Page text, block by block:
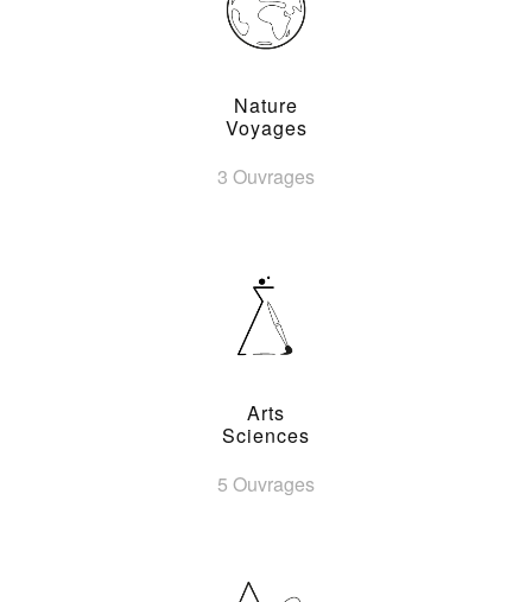
Nature
Voyages
3 Ouvrages
Arts
Sciences
5 Ouvrages